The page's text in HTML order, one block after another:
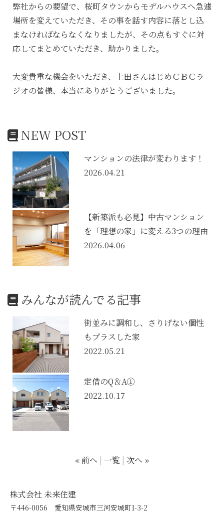
弊社からの要望で、桜町タウンからモデルハウスへ急遽
場所を変えていただき、その事を話す内容に落とし込
まなければならなくなりましたが、その点もすぐに対
応してまとめていただき、助かりました。
大変貴重な機会をいただき、上田さんはじめＣＢＣラ
ジオの皆様、本当にありがとうございました。
NEW POST
マンションの法律が変わります！
2026.04.21
【新築派も必見】中古マンション
を「理想の家」に変える3つの理由
2026.04.06
みんなが読んでる記事
街並みに調和し、さりげない個性
もプラスした家
2022.05.21
定借のQ＆A①
2022.10.17
« 前へ 一覧 次へ »
株式会社 未来住建
〒446-0056 愛知県安城市三河安城町1-3-2